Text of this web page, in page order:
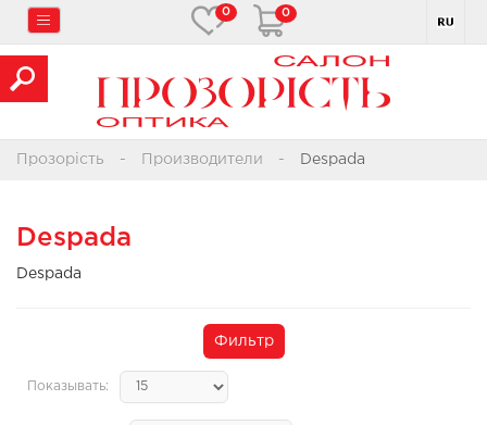
0 0
Прозорість Производители Despada
Despada
Despada
Фильтр
Показывать: